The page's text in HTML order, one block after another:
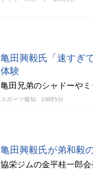
亀田興毅氏「速すぎ
体験
亀田兄弟のシャドーや
スポーツ報知 19時5分
亀田興毅氏が弟和毅
協栄ジムの金平桂一郎